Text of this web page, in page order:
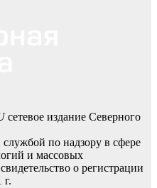
сетевое издание Северного
по надзору в сфере
и массовых
о регистрации